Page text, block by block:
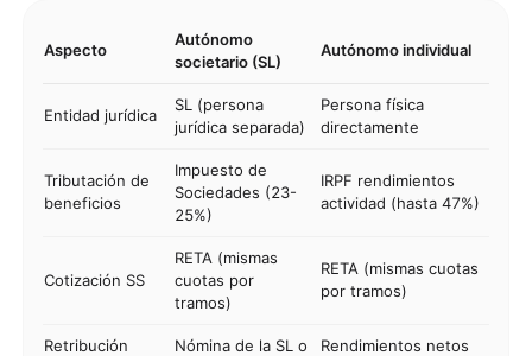
Aspecto
Autónomo
societario (SL)
Autónomo individual
Entidad jurídica
SL (persona
jurídica separada)
Persona física
directamente
Tributación de
beneficios
Impuesto de
Sociedades (23-
25%)
IRPF rendimientos
actividad (hasta 47%)
Cotización SS
RETA (mismas
cuotas por
tramos)
RETA (mismas cuotas
por tramos)
Retribución
Nómina de la SL o
Rendimientos netos